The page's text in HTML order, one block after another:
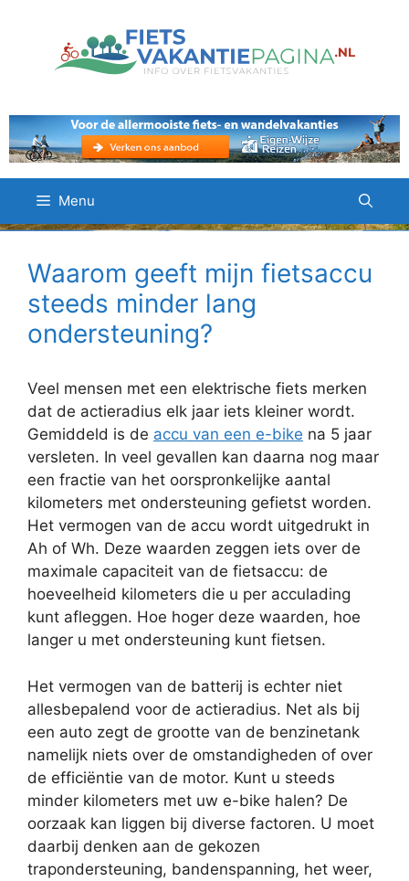
Menu
Waarom geeft mijn fietsaccu
steeds minder lang
ondersteuning?
Veel mensen met een elektrische fiets merken
dat de actieradius elk jaar iets kleiner wordt.
Gemiddeld is de accu van een e-bike na 5 jaar
versleten. In veel gevallen kan daarna nog maar
een fractie van het oorspronkelijke aantal
kilometers met ondersteuning gefietst worden.
Het vermogen van de accu wordt uitgedrukt in
Ah of Wh. Deze waarden zeggen iets over de
maximale capaciteit van de fietsaccu: de
hoeveelheid kilometers die u per acculading
kunt afleggen. Hoe hoger deze waarden, hoe
langer u met ondersteuning kunt fietsen.
Het vermogen van de batterij is echter niet
allesbepalend voor de actieradius. Net als bij
een auto zegt de grootte van de benzinetank
namelijk niets over de omstandigheden of over
de efficiëntie van de motor. Kunt u steeds
minder kilometers met uw e-bike halen? De
oorzaak kan liggen bij diverse factoren. U moet
daarbij denken aan de gekozen
trapondersteuning, bandenspanning, het weer,